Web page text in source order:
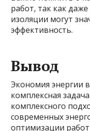
работ, так как
изоляции могут
эффективность.
Вывод
Экономия энергии
комплексная
комплексного
современных
оптимизации